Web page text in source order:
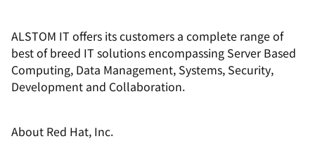
ALSTOM IT offers its customers a complete range of
best of breed IT solutions encompassing Server Based
Computing, Data Management, Systems, Security,
Development and Collaboration.
About Red Hat, Inc.